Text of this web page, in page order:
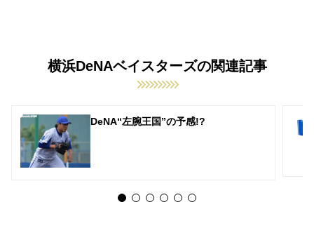
横浜DeNAベイスターズの関連記事
DeNA“左腕王国”の予感!?